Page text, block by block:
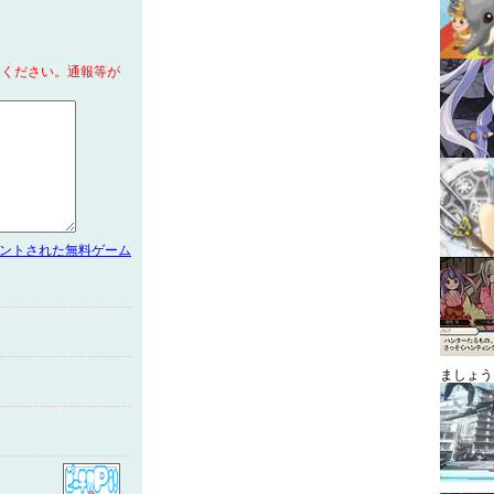
ださい。通報等が
トされた無料ゲーム
ましょ